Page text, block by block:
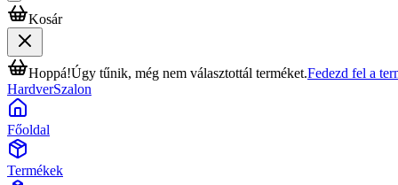
Kosár
Hoppá!Úgy tűnik, még nem választottál terméket.Fedezd fel a
HardverSzalon
Főoldal
Termékek